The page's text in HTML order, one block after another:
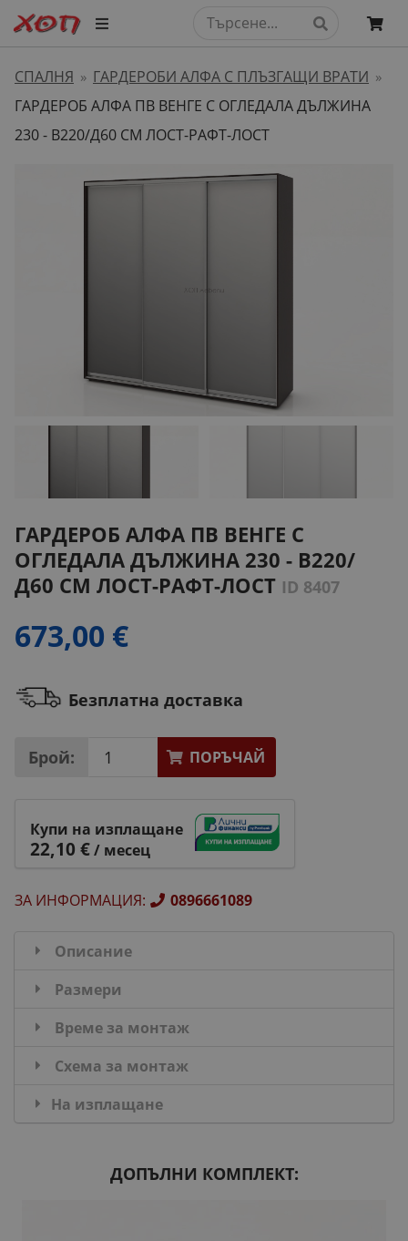
СПАЛНЯ » ГАРДЕРОБИ АЛФА С ПЛЪЗГАЩИ ВРАТИ »
ГАРДЕРОБ АЛФА ПВ ВЕНГЕ С ОГЛЕДАЛА ДЪЛЖИНА
230 - В220/Д60 СМ ЛОСТ-РАФТ-ЛОСТ
ГАРДЕРОБ АЛФА ПВ ВЕНГЕ С
ОГЛЕДАЛА ДЪЛЖИНА 230 - В220/
Д60 СМ ЛОСТ-РАФТ-ЛОСТ ID 8407
673,00 €
Безплатна доставка
Брой: ПОРЪЧАЙ
Купи на изплащане
22,10 €/ месец
ЗА ИНФОРМАЦИЯ: 0896661089
Описание
Размери
Време за монтаж
Схема за монтаж
На изплащане
ДОПЪЛНИ КОМПЛЕКТ: